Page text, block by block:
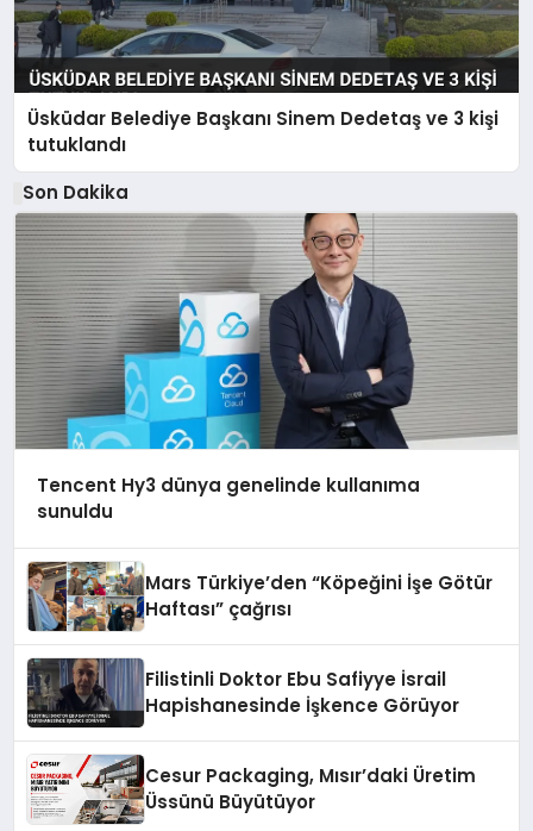
Üsküdar Belediye Başkanı Sinem Dedetaş ve 3 kişi
tutuklandı
Son Dakika
Tencent Hy3 dünya genelinde kullanıma
sunuldu
Mars Türkiye’den “Köpeğini İşe Götür
Haftası” çağrısı
Filistinli Doktor Ebu Safiyye İsrail
Hapishanesinde İşkence Görüyor
Cesur Packaging, Mısır’daki Üretim
Üssünü Büyütüyor